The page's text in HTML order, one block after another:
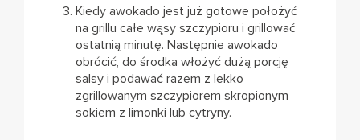
Kiedy awokado jest już gotowe położyć
na grillu całe wąsy szczypioru i grillować
ostatnią minutę. Następnie awokado
obrócić, do środka włożyć dużą porcję
salsy i podawać razem z lekko
zgrillowanym szczypiorem skropionym
sokiem z limonki lub cytryny.